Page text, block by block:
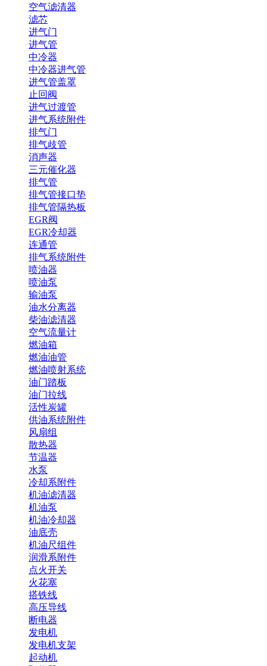
空气滤清器
滤芯
进气门
进气管
中冷器
中冷器进气管
进气管盖罩
止回阀
进气过渡管
进气系统附件
排气门
排气歧管
消声器
三元催化器
排气管
排气管接口垫
排气管隔热板
EGR阀
EGR冷却器
连通管
排气系统附件
喷油器
喷油泵
输油泵
油水分离器
柴油滤清器
空气流量计
燃油箱
燃油油管
燃油喷射系统
油门踏板
油门拉线
活性炭罐
供油系统附件
风扇组
散热器
节温器
水泵
冷却系附件
机油滤清器
机油泵
机油冷却器
油底壳
机油尺组件
润滑系附件
点火开关
火花塞
搭铁线
高压导线
断电器
发电机
发电机支架
起动机